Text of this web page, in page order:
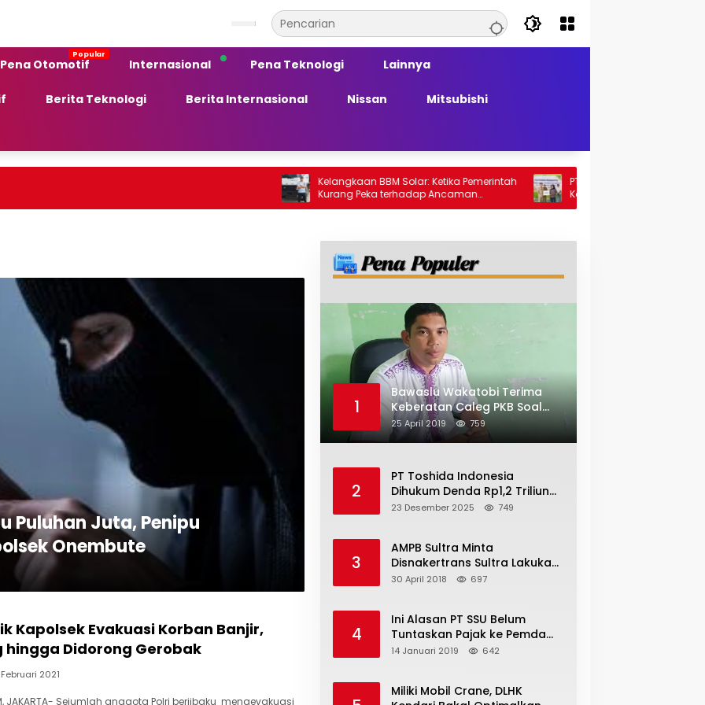
Pena Otomotif Internasional Pena Teknologi Lainnya
Berita Teknologi Berita Internasional Nissan Mitsubishi
Kelangkaan BBM Solar: Ketika Pemerintah
Kurang Peka terhadap Ancaman
Ekonomi Daerah
PT Generasi Agung Perkasa Buktikan
Komitmen Sosial, Salurkan PPM
Juta untuk Masyarakat Lingkar
Puluhan Juta, Penipu
Onembute
Kapolsek Evakuasi Korban Banjir,
hingga Didorong Gerobak
Februari 2021
JAKARTA- Sejumlah anggota Polri berjibaku mengevakuasi
1
Bawaslu Wakatobi Terima
Keberatan Caleg PKB Soal
Penggelembungan Suara
25 April 2019 759
2
PT Toshida Indonesia
Dihukum Denda Rp1,2 Triliun
atas Aktivitas Tambang
23 Desember 2025 749
3
AMPB Sultra Minta
Disnakertrans Sultra Lakukan
Sweeping TKA
30 April 2018 697
4
Ini Alasan PT SSU Belum
Tuntaskan Pajak ke Pemda
Bombana Sebesar Rp8 Miliar
14 Januari 2019 642
Miliki Mobil Crane, DLHK